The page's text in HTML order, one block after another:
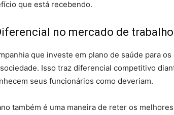
que está recebendo.
no mercado de trabalho
que investe em plano de saúde para
Isso traz diferencial competitivo
seus funcionários como deveriam.
também é uma maneira de reter os